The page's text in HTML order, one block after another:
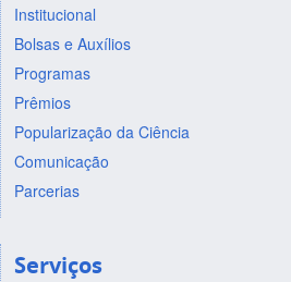
Institucional
Bolsas e Auxílios
Programas
Prêmios
Popularização da Ciência
Comunicação
Parcerias
Serviços